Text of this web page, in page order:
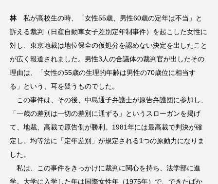
林私が高校生の時、「女性55歳、男性60歳の定年は不当」と
訴える裁判（日産自動車女子差別定年制事件）を起こした女性に
対し、東京地裁は地位保全の仮処分を認めない決定を出したこと
が広く報道されました。男性3人の合議体の裁判官が出したその
理由は、「女性の55歳の生理的年齢は男性の70歳位に相当す
る」という、耳を疑うものでした。
この事件は、その後、中島通子弁護士が原告弁護団に参加し、
「一歳の差別は一切の差別に通ずる」というスローガンを掲げ
て、地裁、高裁で原告側が勝利。1981年には最高裁で判決が確
定し、均等法に「定年差別」が規定される1つの原動力になりま
した。
私は、この事件をきっかけに裁判に関心を持ち、法学部に進
学。大学に入学した年は国際女性年（1975年）で、できたばか